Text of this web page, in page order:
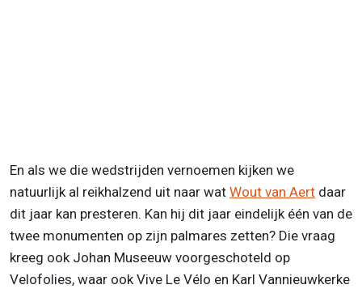
En als we die wedstrijden vernoemen kijken we
natuurlijk al reikhalzend uit naar wat Wout van Aert daar
dit jaar kan presteren. Kan hij dit jaar eindelijk één van de
twee monumenten op zijn palmares zetten? Die vraag
kreeg ook Johan Museeuw voorgeschoteld op
Velofolies, waar ook Vive Le Vélo en Karl Vannieuwkerke